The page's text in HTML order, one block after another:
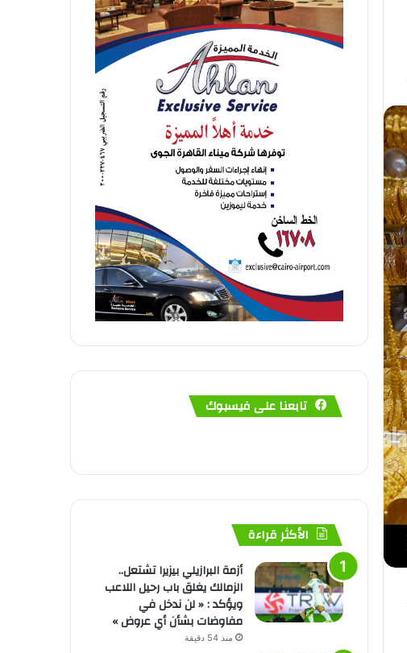
تابعنا على فيسبوك
الأكثر قراءة
أزمة البرازيلي بيزيرا تشتعل..
الزمالك يغلق باب رحيل اللاعب
ويؤكد : « لن ندخل في
مفاوضات بشأن أي عروض »
منذ 54 دقيقة